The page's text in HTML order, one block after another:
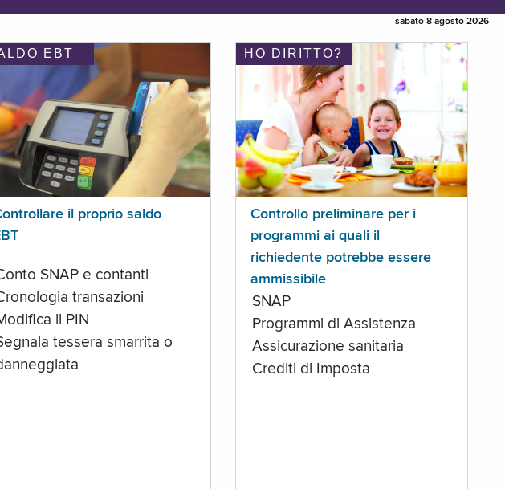
sabato 8 agosto 2026
EBT
il proprio saldo
SNAP e contanti
transazioni
il PIN
tessera smarrita o
HO DIRITTO?
Controllo preliminare per i
programmi ai quali il
richiedente potrebbe essere
ammissibile
SNAP
Programmi di Assistenza
Assicurazione sanitaria
Crediti di Imposta